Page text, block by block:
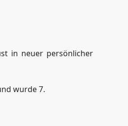
in neuer persönlicher
wurde 7.